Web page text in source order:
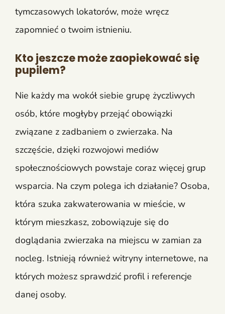
tymczasowych lokatorów, może wręcz
zapomnieć o twoim istnieniu.
Kto jeszcze może zaopiekować się
pupilem?
Nie każdy ma wokół siebie grupę życzliwych
osób, które mogłyby przejąć obowiązki
związane z zadbaniem o zwierzaka. Na
szczęście, dzięki rozwojowi mediów
społecznościowych powstaje coraz więcej grup
wsparcia. Na czym polega ich działanie? Osoba,
która szuka zakwaterowania w mieście, w
którym mieszkasz, zobowiązuje się do
doglądania zwierzaka na miejscu w zamian za
nocleg. Istnieją również witryny internetowe, na
których możesz sprawdzić profil i referencje
danej osoby.